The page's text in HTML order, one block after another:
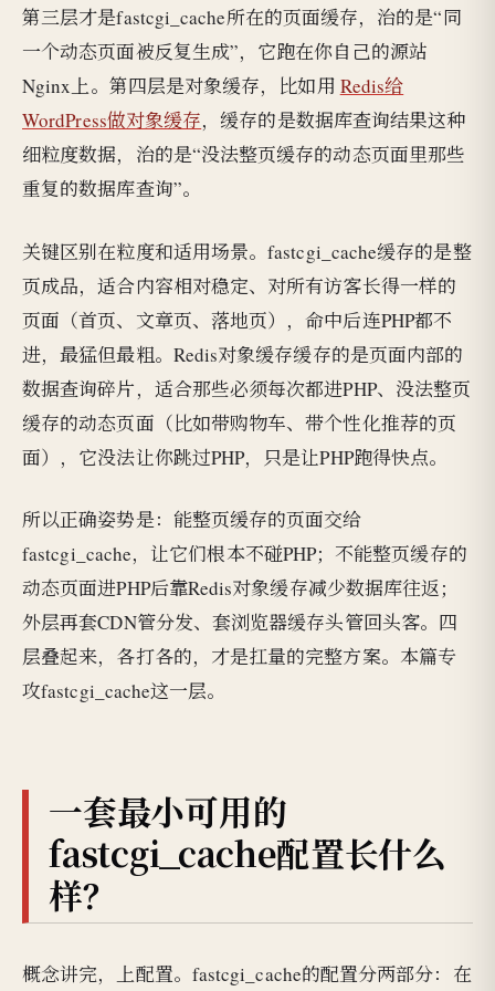
第三层才是fastcgi_cache所在的页面缓存，治的是“同
一个动态页面被反复生成”，它跑在你自己的源站
Nginx上。第四层是对象缓存，比如用 Redis给
WordPress做对象缓存，缓存的是数据库查询结果这种
细粒度数据，治的是“没法整页缓存的动态页面里那些
重复的数据库查询”。
关键区别在粒度和适用场景。fastcgi_cache缓存的是整
页成品，适合内容相对稳定、对所有访客长得一样的
页面（首页、文章页、落地页），命中后连PHP都不
进，最猛但最粗。Redis对象缓存缓存的是页面内部的
数据查询碎片，适合那些必须每次都进PHP、没法整页
缓存的动态页面（比如带购物车、带个性化推荐的页
面），它没法让你跳过PHP，只是让PHP跑得快点。
所以正确姿势是：能整页缓存的页面交给
fastcgi_cache，让它们根本不碰PHP；不能整页缓存的
动态页面进PHP后靠Redis对象缓存减少数据库往返；
外层再套CDN管分发、套浏览器缓存头管回头客。四
层叠起来，各打各的，才是扛量的完整方案。本篇专
攻fastcgi_cache这一层。
一套最小可用的
fastcgi_cache配置长什么
样？
概念讲完，上配置。fastcgi_cache的配置分两部分：在